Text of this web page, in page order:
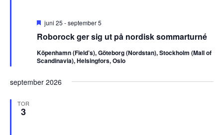
Roborock ger sig ut på nordisk sommarturné
Utvalt
juni 25 -september 5
Köpenhamn (Field’s), Göteborg (Nordstan), Stockholm (Mall of
Scandinavia), Helsingfors, Oslo
september 2026
TOR
3